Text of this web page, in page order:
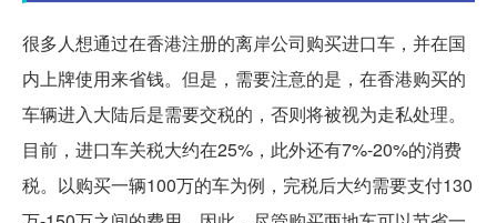
很多人想通过在香港注册的离岸公司购买进口车，并在国
内上牌使用来省钱。但是，需要注意的是，在香港购买的
车辆进入大陆后是需要交税的，否则将被视为走私处理。
目前，进口车关税大约在25%，此外还有7%-20%的消费
税。以购买一辆100万的车为例，完税后大约需要支付130